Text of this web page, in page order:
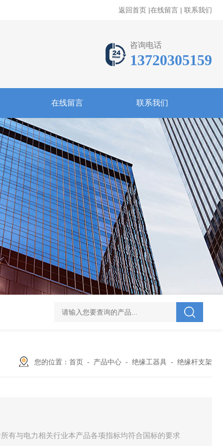
返回首页 |在线留言 | 联系我们
咨询电话
13720305159
在线留言 联系我们
995 电力综合试验车 UHV-701 级差配合测试仪 UHV-646 全自动水溶
您的位置： 首页 - 产品中心 - 绝缘工器具 - 绝缘杆支架
有与电力相关行业本产品各项指标均符合国标的要求